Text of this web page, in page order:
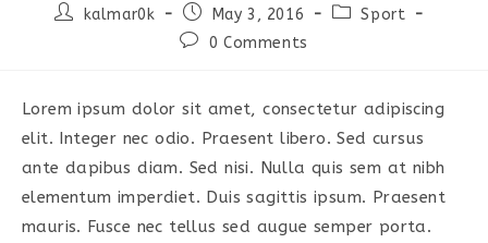
Postkalmar0k
Post
published:
May 3, 2016
PostSport
Post0 Comments
Lorem ipsum dolor sit amet, consectetur adipiscing
elit. Integer nec odio. Praesent libero. Sed cursus
ante dapibus diam. Sed nisi. Nulla quis sem at nibh
elementum imperdiet. Duis sagittis ipsum. Praesent
mauris. Fusce nec tellus sed augue semper porta.